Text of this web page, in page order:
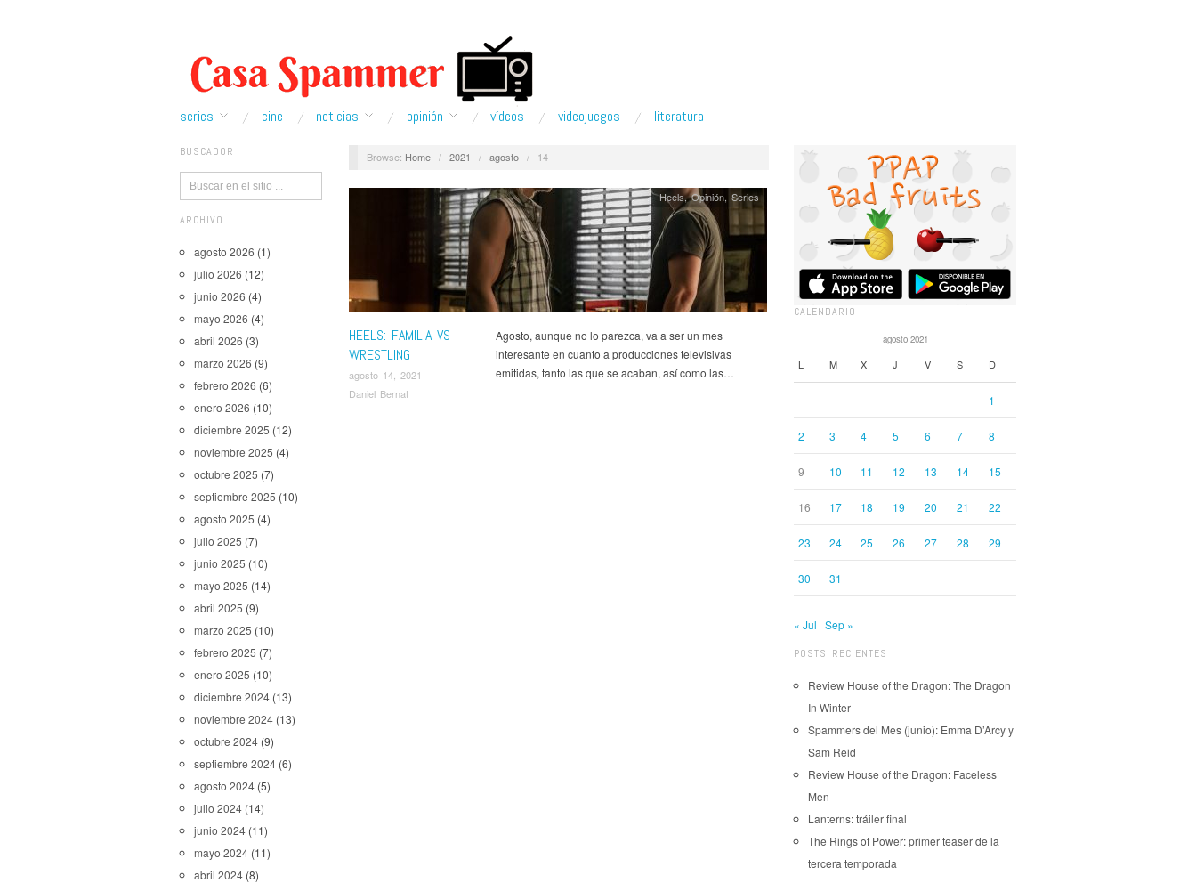
series cine noticias opinión ví­deos videojuegos literatura
BUSCADOR
ARCHIVO
agosto 2026 (1)
julio 2026 (12)
junio 2026 (4)
mayo 2026 (4)
abril 2026 (3)
marzo 2026 (9)
febrero 2026 (6)
enero 2026 (10)
diciembre 2025 (12)
noviembre 2025 (4)
octubre 2025 (7)
septiembre 2025 (10)
agosto 2025 (4)
julio 2025 (7)
junio 2025 (10)
mayo 2025 (14)
abril 2025 (9)
marzo 2025 (10)
febrero 2025 (7)
enero 2025 (10)
diciembre 2024 (13)
noviembre 2024 (13)
octubre 2024 (9)
septiembre 2024 (6)
agosto 2024 (5)
julio 2024 (14)
junio 2024 (11)
mayo 2024 (11)
abril 2024 (8)
Browse: Home / 2021 / agosto / 14
HEELS: FAMILIA VS
WRESTLING
agosto 14, 2021
Daniel Bernat
Heels,Opinión,Series
Agosto, aunque no lo parezca, va a ser un mes
interesante en cuanto a producciones televisivas
emitidas, tanto las que se acaban, así como las…
CALENDARIO
agosto 2021
L M X J V S D
1
2 3 4 5 6 7 8
9 10 11 12 13 14 15
16 17 18 19 20 21 22
23 24 25 26 27 28 29
30 31
« Jul Sep »
POSTS RECIENTES
Review House of the Dragon: The Dragon
In Winter
Spammers del Mes (junio): Emma D’Arcy y
Sam Reid
Review House of the Dragon: Faceless
Men
Lanterns: tráiler final
The Rings of Power: primer teaser de la
tercera temporada